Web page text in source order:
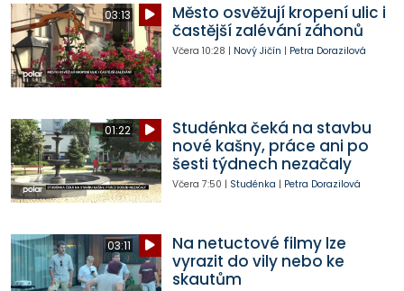
03:13
Město osvěžují kropení ulic i
častější zalévání záhonů
Včera 10:28 | Nový Jičín | Petra Dorazilová
01:22
Studénka čeká na stavbu
nové kašny, práce ani po
šesti týdnech nezačaly
Včera 7:50 | Studénka | Petra Dorazilová
03:11
Na netuctové filmy lze
vyrazit do vily nebo ke
skautům